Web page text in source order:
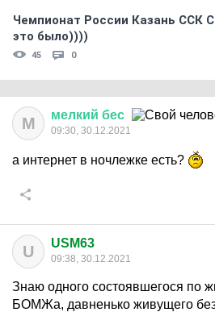
Чемпионат России Казань ССК
это было))))
45 0
М мелкий бес
09:30, 30.12.2021
а интернет в ночлежке есть?
U USM63
09:38, 30.12.2021
Знаю одного состоявшегося по
БОМЖа, давненько живущего